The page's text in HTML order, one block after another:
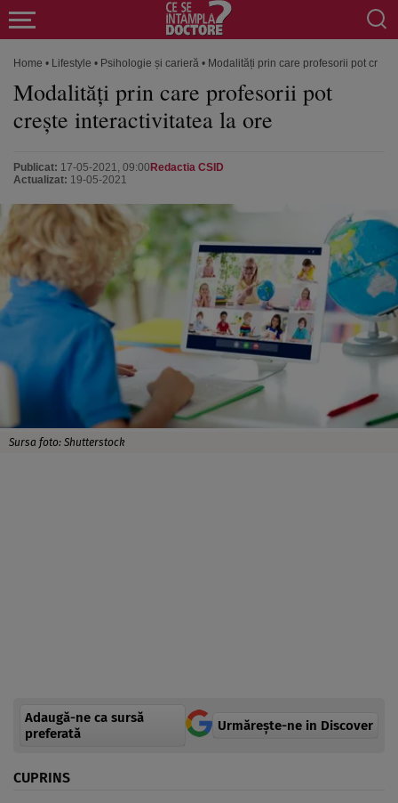
Home • Lifestyle • Psihologie și carieră • Modalități prin care profesorii pot
Modalități prin care profesorii pot
crește interactivitatea la ore
Publicat: 17-05-2021, 09:00
Actualizat: 19-05-2021
Redactia CSID
Sursa foto: Shutterstock
Adaugă-ne ca sursă
preferată
Urmărește-ne in Discover
CUPRINS